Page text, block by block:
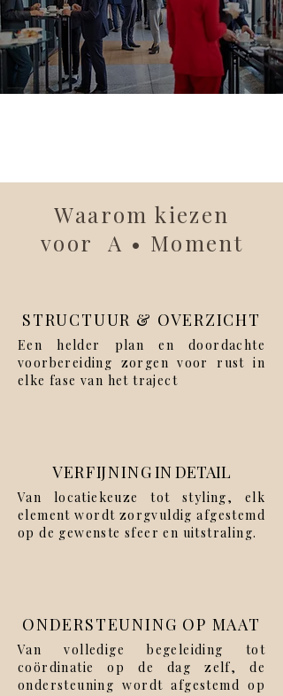
Waarom kiezen
voor
A • Moment
STRUCTUUR & OVERZICHT
Een helder plan en doordachte
voorbereiding zorgen voor rust in
elke fase van het traject
VERFIJNING INDETAIL
Van locatiekeuze tot styling, elk
element wordt zorgvuldig afgestemd
op de gewenste sfeer en uitstraling.
ONDERSTEUNING OP MAAT
Van volledige begeleiding tot
coördinatie op de dag zelf, de
ondersteuning wordt afgestemd op